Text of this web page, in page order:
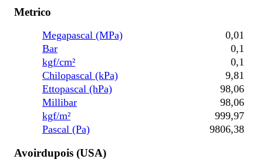
Metrico
Megapascal (MPa)
0,01
Bar
0,1
kgf/cm²
0,1
Chilopascal (kPa)
9,81
Ettopascal (hPa)
98,06
Millibar
98,06
kgf/m²
999,97
Pascal (Pa)
9806,38
Avoirdupois (USA)